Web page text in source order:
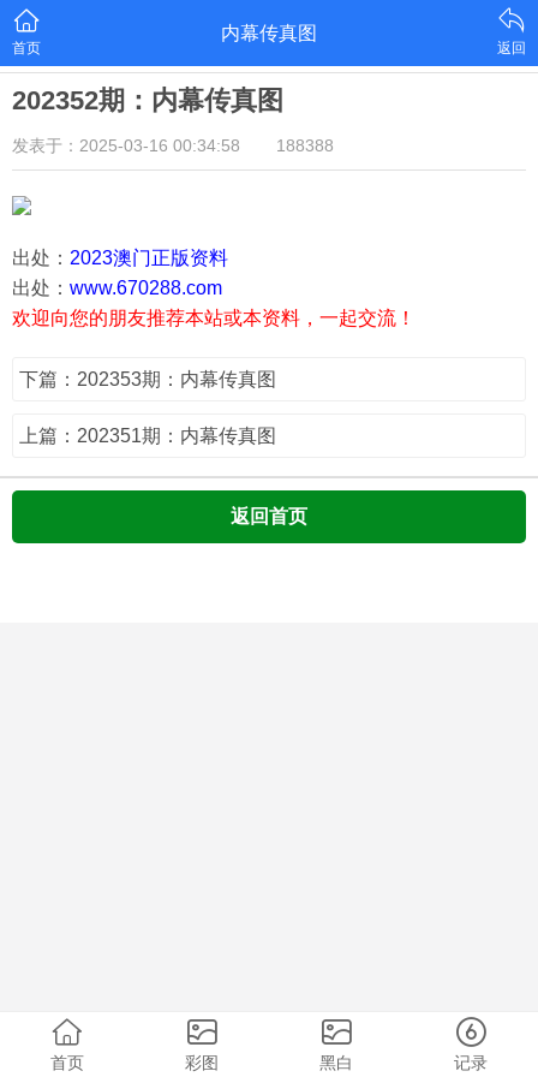
首页
内幕传真图
返回
202352期：内幕传真图
发表于：2025-03-16 00:34:58 188388
出处： 2023澳门正版资料
出处： www.670288.com
欢迎向您的朋友推荐本站或本资料，一起交流！
下篇：202353期：内幕传真图
上篇：202351期：内幕传真图
返回首页
首页 彩图 黑白 记录